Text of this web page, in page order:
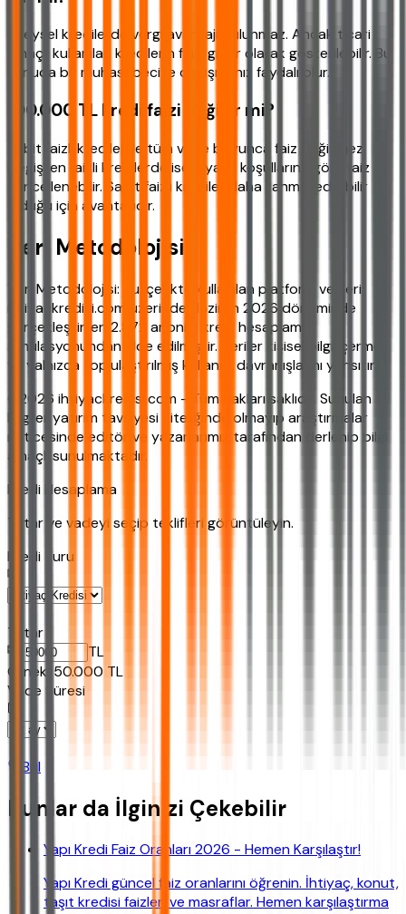
Bireysel kredilerde vergi avantajı bulunmaz. Ancak ticari
amaçlı kullanılan kredilerin faizi gider olarak gösterilebilir. Bu
konuda bir muhasebeciye danışmanız faydalı olur.
100.000 TL kredi faizi değişir mi?
Sabit faizli kredilerde tüm vade boyunca faiz değişmez.
Değişken faizli kredilerde ise piyasa koşullarına göre faiz
güncellenebilir. Sabit faizli krediler daha tahmin edilebilir
olduğu için avantajlıdır.
Veri Metodolojisi
Veri Metodolojisi: Bu içerikte kullanılan platform verileri,
ihtiyackredisi.com üzerinde Haziran 2026 döneminde
gerçekleştirilen 2.872 anonim kredi hesaplama
simülasyonundan elde edilmiştir. Veriler kişisel bilgi içermez
ve yalnızca toplulaştırılmış kullanıcı davranışlarını yansıtır.
©2026 ihtiyackredisi.com - Tüm hakları saklıdır. Sunulan
bilgiler yatırım tavsiyesi niteliğinde olmayıp araştırmalar
neticesinde editör ve yazarlarımız tarafından derlenip bilgi
amaçlı sunulmaktadır.
Kredi Hesaplama
Tutar ve vadeyi seçip teklifleri görüntüleyin.
Kredi Turu
Tutar
TL
Ornek: 50.000 TL
Vade Süresi
Bul
Bunlar da İlginizi Çekebilir
Yapı Kredi Faiz Oranları 2026 - Hemen Karşılaştır!
Yapı Kredi güncel faiz oranlarını öğrenin. İhtiyaç, konut,
taşıt kredisi faizleri ve masraflar. Hemen karşılaştırma